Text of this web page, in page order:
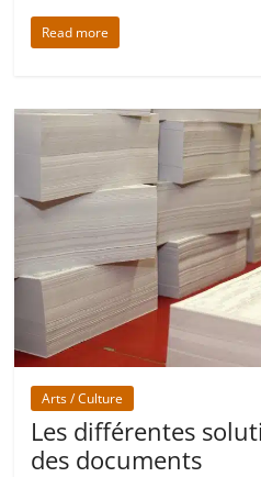
Read more
Arts / Culture
Les différentes
des documents